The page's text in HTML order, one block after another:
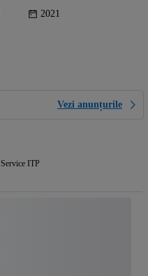
2021
Vezi anunțurile
Service ITP